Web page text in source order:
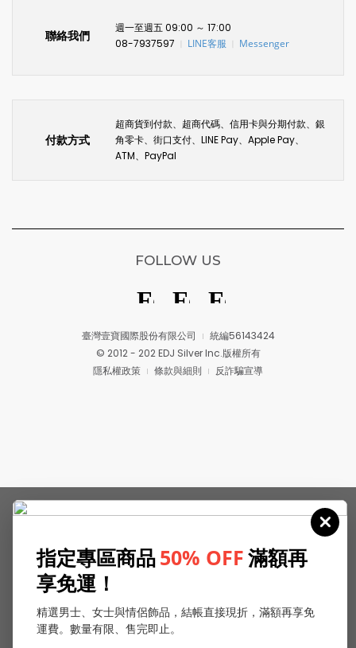
聯絡我們
週一至週五 09:00 ～ 17:00
08-7937597
LINE客服 Messenger
付款方式
超商貨到付款、超商代碼、信用卡與分期付款、銀
角零卡、街口支付、LINE Pay、Apple Pay、
ATM、PayPal
臺灣壹寶國際股份有限公司
統編56143424
© 2012 - 202 EDJ Silver Inc.版權所有
隱私權政策
條款與細則 反詐騙宣導
FOLLOW US
指定專區商品50% OFF滿額再
享免運！
精選男士、女士與情侶飾品，結帳直接現折，滿額再享免
運費。數量有限、售完即止。